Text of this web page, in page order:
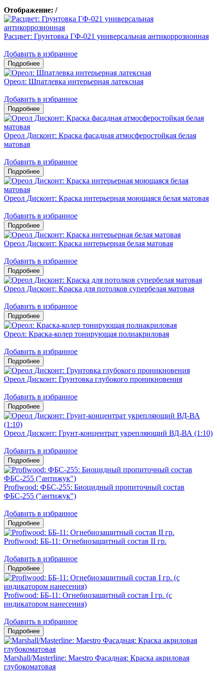
Отображение: /
Расцвет: Грунтовка ГФ-021 универсальная антикоррозионная
Добавить в избранное
Ореол: Шпатлевка интерьерная латексная
Добавить в избранное
Ореол Дисконт: Краска фасадная атмосферостойкая белая
матовая
Добавить в избранное
Ореол Дисконт: Краска интерьерная моющаяся белая матовая
Добавить в избранное
Ореол Дисконт: Краска интерьерная белая матовая
Добавить в избранное
Ореол Дисконт: Краска для потолков супербелая матовая
Добавить в избранное
Ореол: Краска-колер тонирующая полиакриловая
Добавить в избранное
Ореол Дисконт: Грунтовка глубокого проникновения
Добавить в избранное
Ореол Дисконт: Грунт-концентрат укрепляющий ВД-ВА (1:10)
Добавить в избранное
Profiwood: ФБС-255: Биоцидный пропиточный состав
ФБС-255 ("антижук")
Добавить в избранное
Profiwood: ББ-11: Огнебиозащитный состав II гр.
Добавить в избранное
Profiwood: ББ-11: Огнебиозащитный состав I гр. (с
индикатором нанесения)
Добавить в избранное
Marshall/Masterline: Maestro Фасадная: Краска акриловая
глубокоматовая